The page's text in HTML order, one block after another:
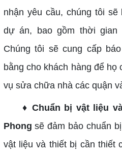
nhận yêu cầu, chúng tôi
dự án, bao gồm thời gian
Chúng tôi sẽ cung cấp
bằng cho khách hàng để họ
vụ sửa chữa nhà các quận
♦ Chuẩn bị vật liệu
Phong sẽ đảm bảo chuẩn
vật liệu và thiết bị cần thiết